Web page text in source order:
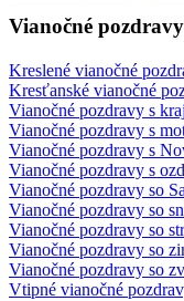
Vianočné
Kreslené vianočné
Kresťanské vianočné
Vianočné pozdravy s
Vianočné pozdravy s
Vianočné pozdravy s
Vianočné pozdravy s
Vianočné pozdravy so
Vianočné pozdravy so
Vianočné pozdravy so
Vianočné pozdravy so
Vianočné pozdravy so
Vtipné vianočné